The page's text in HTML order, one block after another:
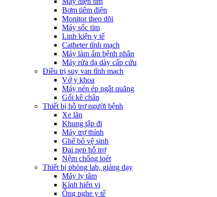
Bơm tiêm điện
Monitor theo dõi
Máy sốc tim
Linh kiện y tế
Catheter tĩnh mạch
Máy làm ấm bệnh nhân
Máy rửa dạ dày cấp cứu
Điều trị suy van tĩnh mạch
Vớ y khoa
Máy nén ép ngắt quãng
Gối kê chân
Thiết bị hỗ trợ người bệnh
Xe lăn
Khung tập đi
Máy trợ thính
Ghế bô vệ sinh
Đai nẹp hỗ trợ
Nệm chống loét
Thiết bị phòng lab, giảng dạy
Máy ly tâm
Kính hiển vi
Ống nghe y tế